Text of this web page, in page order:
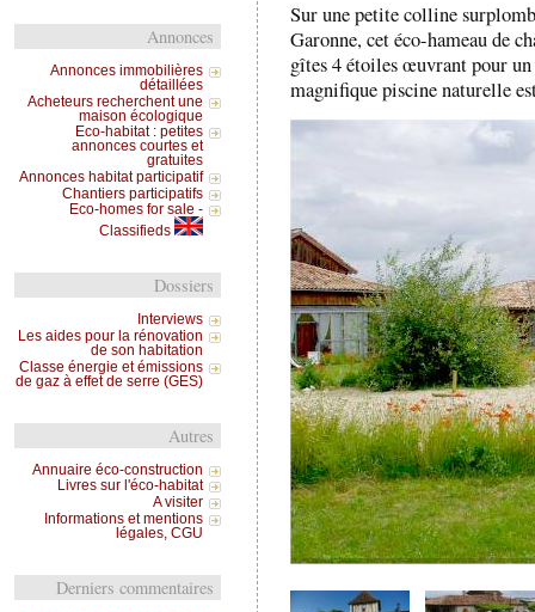
Sur une petite colline
Garonne, cet éco-hameau de
gîtes 4 étoiles œuvrant pour
magnifique piscine naturelle
Annonces
Annonces immobilières
détaillées
Acheteurs recherchent une
maison écologique
Eco-habitat : petites
annonces courtes et
gratuites
Annonces habitat participatif
Chantiers participatifs
Eco-homes for sale -
Classifieds
Dossiers
Interviews
Les aides pour la rénovation
de son habitation
Classe énergie et émissions
de gaz à effet de serre (GES)
Autres
Annuaire éco-construction
Livres sur l'éco-habitat
A visiter
Informations et mentions
légales, CGU
Derniers commentaires